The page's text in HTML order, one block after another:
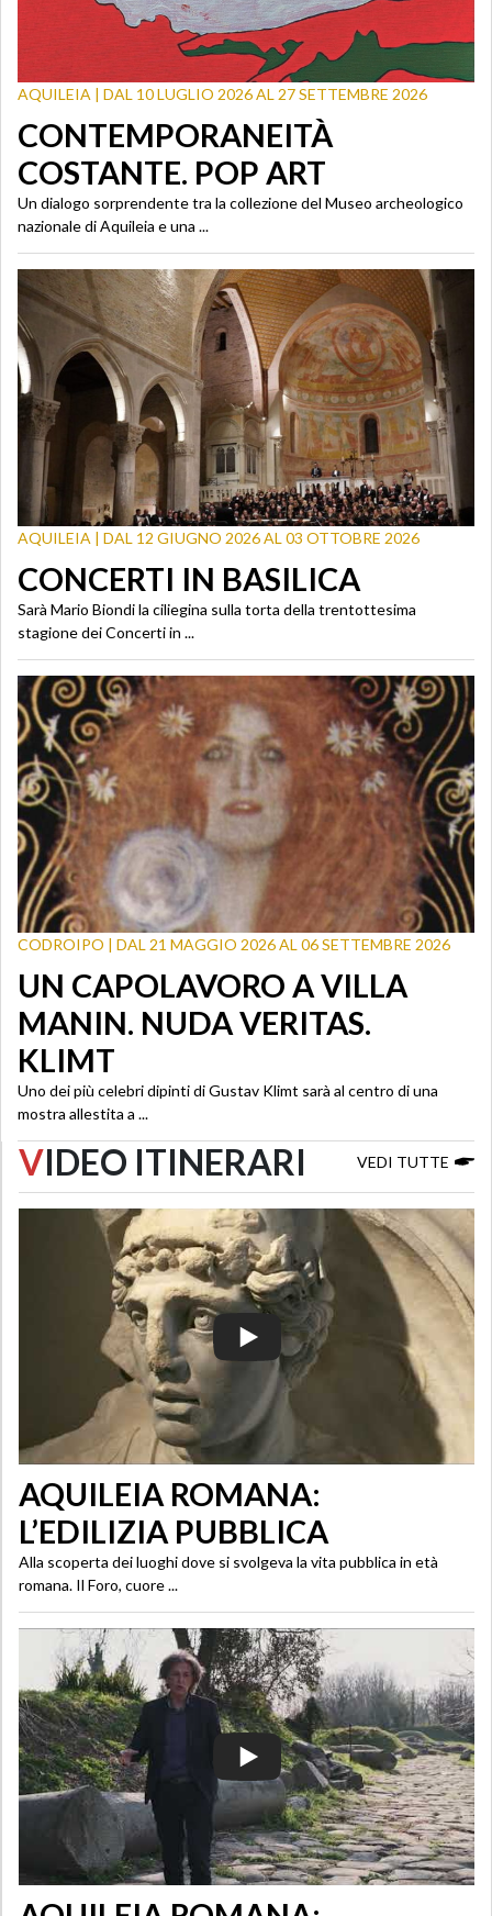
AQUILEIA | DAL 10 LUGLIO 2026 AL 27 SETTEMBRE 2026
CONTEMPORANEITÀ
COSTANTE. POP ART
Un dialogo sorprendente tra la collezione del Museo archeologico
nazionale di Aquileia e una ...
AQUILEIA | DAL 12 GIUGNO 2026 AL 03 OTTOBRE 2026
CONCERTI IN BASILICA
Sarà Mario Biondi la ciliegina sulla torta della trentottesima
stagione dei Concerti in ...
CODROIPO | DAL 21 MAGGIO 2026 AL 06 SETTEMBRE 2026
UN CAPOLAVORO A VILLA
MANIN. NUDA VERITAS.
KLIMT
Uno dei più celebri dipinti di Gustav Klimt sarà al centro di una
mostra allestita a ...
VIDEO ITINERARI VEDI TUTTE
AQUILEIA ROMANA:
L’EDILIZIA PUBBLICA
Alla scoperta dei luoghi dove si svolgeva la vita pubblica in età
romana. Il Foro, cuore ...